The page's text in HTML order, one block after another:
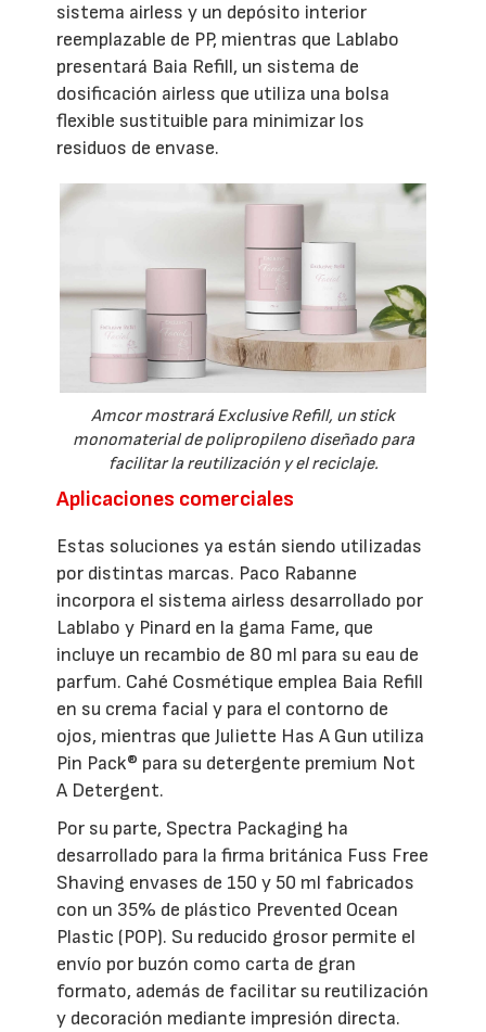
sistema airless y un depósito interior
reemplazable de PP, mientras que Lablabo
presentará Baia Refill, un sistema de
dosificación airless que utiliza una bolsa
flexible sustituible para minimizar los
residuos de envase.
Amcor mostrará Exclusive Refill, un stick
monomaterial de polipropileno diseñado para
facilitar la reutilización y el reciclaje.
Aplicaciones comerciales
Estas soluciones ya están siendo utilizadas
por distintas marcas. Paco Rabanne
incorpora el sistema airless desarrollado por
Lablabo y Pinard en la gama Fame, que
incluye un recambio de 80 ml para su eau de
parfum. Cahé Cosmétique emplea Baia Refill
en su crema facial y para el contorno de
ojos, mientras que Juliette Has A Gun utiliza
Pin Pack® para su detergente premium Not
A Detergent.
Por su parte, Spectra Packaging ha
desarrollado para la firma británica Fuss Free
Shaving envases de 150 y 50 ml fabricados
con un 35% de plástico Prevented Ocean
Plastic (POP). Su reducido grosor permite el
envío por buzón como carta de gran
formato, además de facilitar su reutilización
y decoración mediante impresión directa.